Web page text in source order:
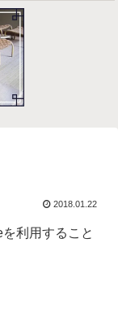
2018.01.22
利用すること